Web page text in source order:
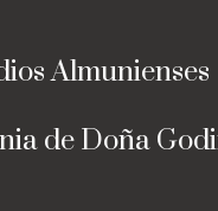
Almunienses
de Doña